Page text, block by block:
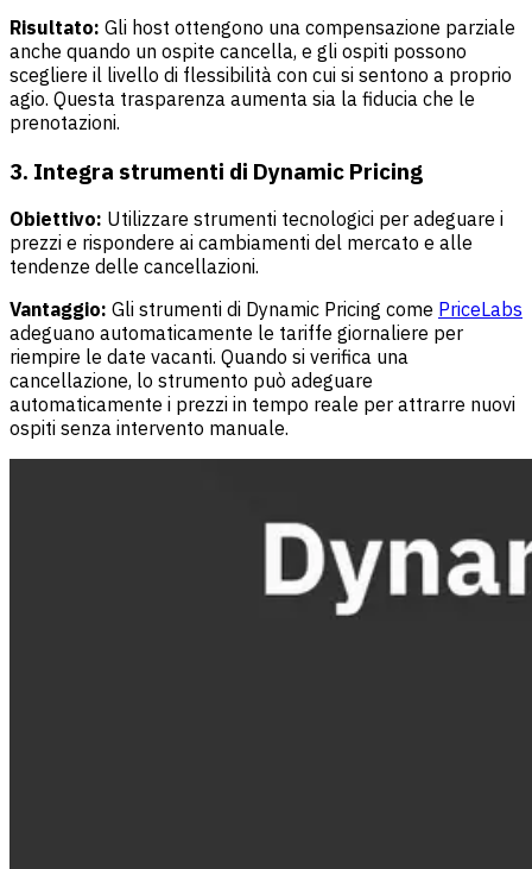
Risultato: Gli host ottengono una compensazione parziale
anche quando un ospite cancella, e gli ospiti possono
scegliere il livello di flessibilità con cui si sentono a proprio
agio. Questa trasparenza aumenta sia la fiducia che le
prenotazioni.
3. Integra strumenti di Dynamic Pricing
Obiettivo: Utilizzare strumenti tecnologici per adeguare i
prezzi e rispondere ai cambiamenti del mercato e alle
tendenze delle cancellazioni.
Vantaggio: Gli strumenti di Dynamic Pricing come PriceLabs
adeguano automaticamente le tariffe giornaliere per
riempire le date vacanti. Quando si verifica una
cancellazione, lo strumento può adeguare
automaticamente i prezzi in tempo reale per attrarre nuovi
ospiti senza intervento manuale.